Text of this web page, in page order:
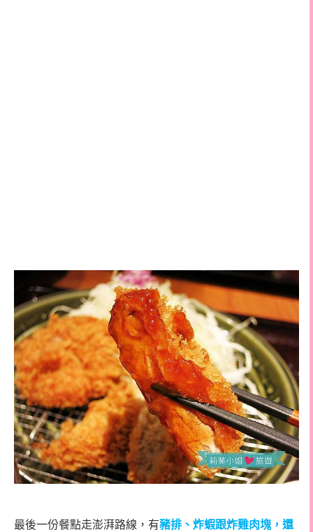
最後一份餐點走澎湃路線，有豬排、炸蝦跟炸雞肉塊，還